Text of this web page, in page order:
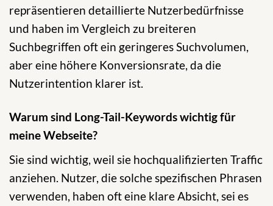
repräsentieren detaillierte Nutzerbedürfnisse
und haben im Vergleich zu breiteren
Suchbegriffen oft ein geringeres Suchvolumen,
aber eine höhere Konversionsrate, da die
Nutzerintention klarer ist.
Warum sind Long-Tail-Keywords wichtig für
meine Webseite?
Sie sind wichtig, weil sie hochqualifizierten Traffic
anziehen. Nutzer, die solche spezifischen Phrasen
verwenden, haben oft eine klare Absicht, sei es